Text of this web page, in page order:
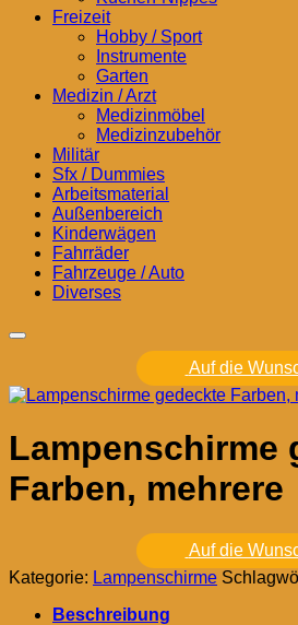
Freizeit
Hobby / Sport
Instrumente
Garten
Medizin / Arzt
Medizinmöbel
Medizinzubehör
Militär
Sfx / Dummies
Arbeitsmaterial
Außenbereich
Kinderwägen
Fahrräder
Fahrzeuge / Auto
Diverses
Auf die
Lampenschirme
Farben, mehrere
Auf die
Kategorie: Lampenschirme
Beschreibung